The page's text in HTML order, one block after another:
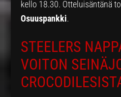
kello 18.30. Otteluisäntänä
Osuuspankki.
STEELERS
VOITON